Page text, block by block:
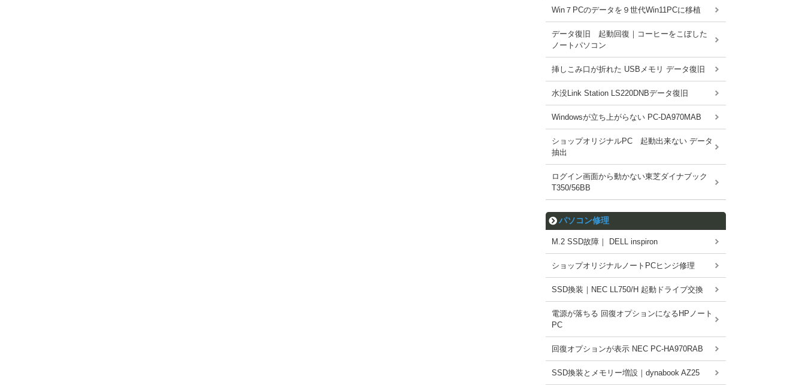
Win７PCのデータを９世代Win11PCに移植
データ復旧 起動回復｜コーヒーをこぼした
ノートパソコン
挿しこみ口が折れた USBメモリ データ復旧
水没Link Station LS220DNBデータ復旧
Windowsが立ち上がらない PC-DA970MAB
ショップオリジナルPC 起動出来ない データ
抽出
ログイン画面から動かない東芝ダイナブック
T350/56BB
パソコン修理
M.2 SSD故障｜ DELL inspiron
ショップオリジナルノートPCヒンジ修理
SSD換装｜NEC LL750/H 起動ドライブ交換
電源が落ちる 回復オプションになるHPノート
PC
回復オプションが表示 NEC PC-HA970RAB
SSD換装とメモリー増設｜dynabook AZ25